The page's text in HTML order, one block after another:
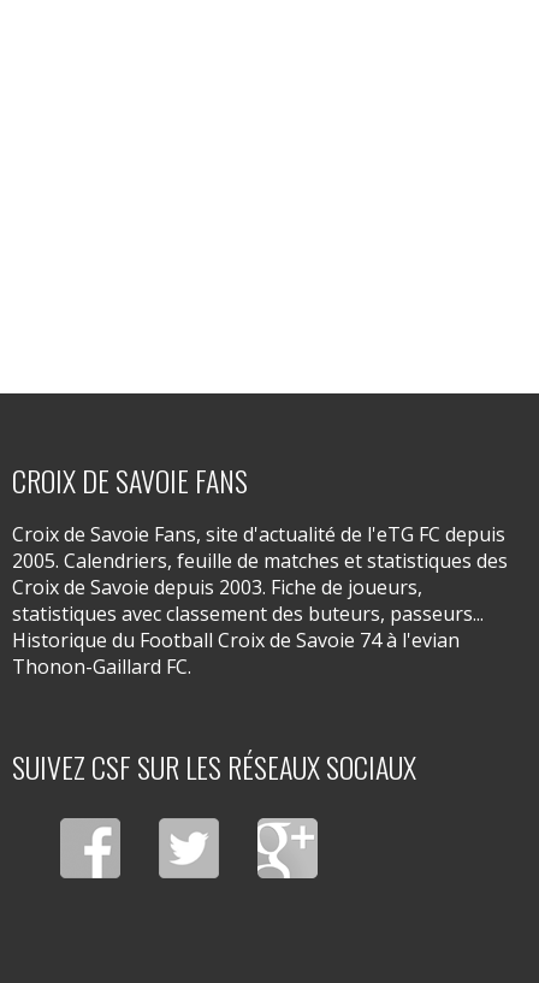
CROIX DE SAVOIE FANS
Croix de Savoie Fans, site d'actualité de l'eTG FC depuis
2005. Calendriers, feuille de matches et statistiques des
Croix de Savoie depuis 2003. Fiche de joueurs,
statistiques avec classement des buteurs, passeurs...
Historique du Football Croix de Savoie 74 à l'evian
Thonon-Gaillard FC.
SUIVEZ CSF SUR LES RÉSEAUX SOCIAUX